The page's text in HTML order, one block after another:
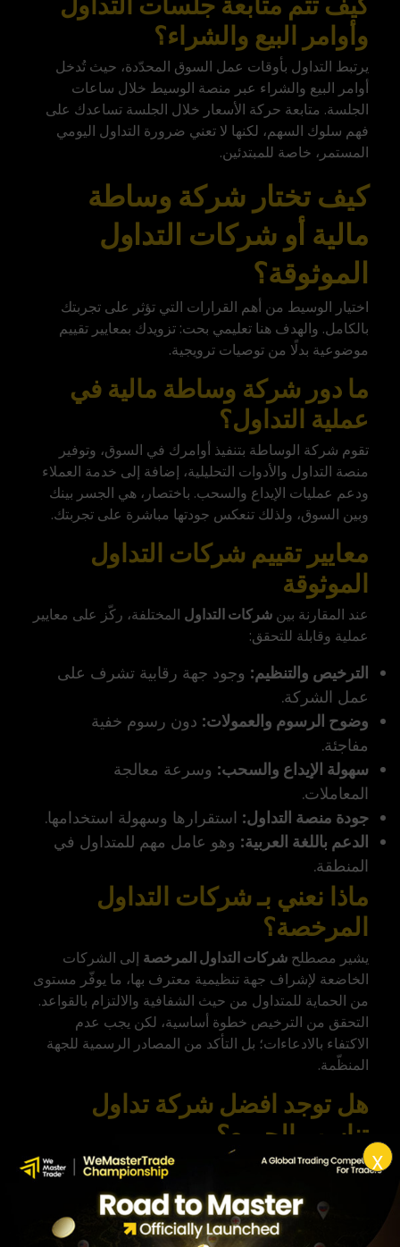
X
وأوامر البيع والشراء؟
يرتبط التداول بأوقات عمل السوق المحدّدة، حيث تُدخل
أوامر البيع والشراء عبر منصة الوسيط خلال ساعات
الجلسة. متابعة حركة الأسعار خلال الجلسة تساعدك على
فهم سلوك السهم، لكنها لا تعني ضرورة التداول اليومي
المستمر، خاصة للمبتدئين.
كيف تختار شركة وساطة
مالية أو شركات التداول
الموثوقة؟
اختيار الوسيط من أهم القرارات التي تؤثر على تجربتك
بالكامل. والهدف هنا تعليمي بحت: تزويدك بمعايير تقييم
موضوعية بدلًا من توصيات ترويجية.
ما دور شركة وساطة مالية في
عملية التداول؟
تقوم شركة الوساطة بتنفيذ أوامرك في السوق، وتوفير
منصة التداول والأدوات التحليلية، إضافة إلى خدمة العملاء
ودعم عمليات الإيداع والسحب. باختصار، هي الجسر بينك
وبين السوق، ولذلك تنعكس جودتها مباشرة على تجربتك.
معايير تقييم شركات التداول
الموثوقة
عند المقارنة بين شركات التداول المختلفة، ركّز على معايير
عملية وقابلة للتحقق:
الترخيص والتنظيم: وجود جهة رقابية تشرف على
عمل الشركة.
وضوح الرسوم والعمولات: دون رسوم خفية
مفاجئة.
سهولة الإيداع والسحب: وسرعة معالجة
المعاملات.
جودة منصة التداول: استقرارها وسهولة استخدامها.
الدعم باللغة العربية: وهو عامل مهم للمتداول في
المنطقة.
ماذا نعني بـ شركات التداول
المرخصة؟
يشير مصطلح شركات التداول المرخصة إلى الشركات
الخاضعة لإشراف جهة تنظيمية معترف بها، ما يوفّر مستوى
من الحماية للمتداول من حيث الشفافية والالتزام بالقواعد.
التحقق من الترخيص خطوة أساسية، لكن يجب عدم
الاكتفاء بالادعاءات؛ بل التأكد من المصادر الرسمية للجهة
المنظّمة.
هل توجد افضل شركة تداول
تناسب الجميع؟
الإجابة المختصرة: لا. فكرة وجود افضل شركة تداول أو حتى
أفضل شركات التداول في العالم تناسب الجميع فكرة
مضلّلة. ما يناسب متداول الفوركس قد لا يناسب متداول
الأسهم المحلية، وما يناسب المبتدئ قد يكون محدودًا